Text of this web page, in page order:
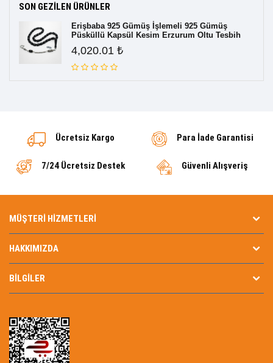
SON GEZILEN ÜRÜNLER
Erişbaba 925 Gümüş İşlemeli 925 Gümüş
Püsküllü Kapsül Kesim Erzurum Oltu Tesbih
4,020.01 ₺
Ücretsiz Kargo Para İade Garantisi
7/24 Ücretsiz Destek Güvenli Alışveriş
MÜŞTERI HIZMETLERI
HAKKIMIZDA
BILGILER